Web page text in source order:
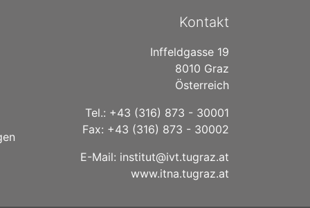
Kontakt
Inffeldgasse 19
8010 Graz
Österreich
Tel.: +43 (316) 873 - 30001
Fax: +43 (316) 873 - 30002
E-Mail: institut@ivt.tugraz.at
www.itna.tugraz.at